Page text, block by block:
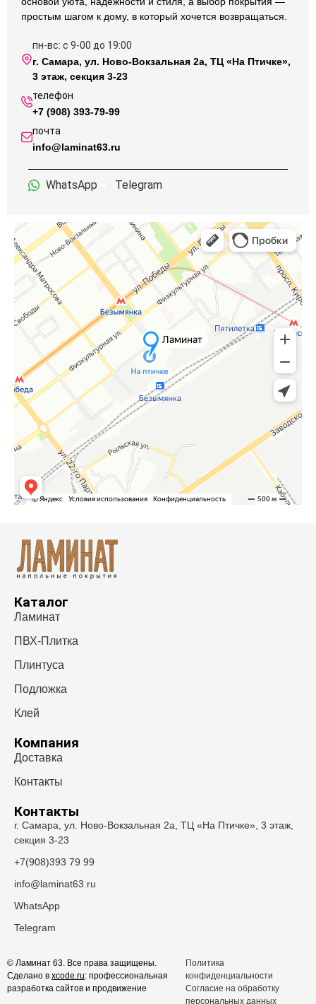
простым шагом к дому, в который хочется возвращаться.
пн-вс: с 9-00 до 19:00
г. Самара, ул. Ново-Вокзальная 2а, ТЦ «На Птичке»,
3 этаж, секция 3-23
телефон
+7 (908) 393-79-99
почта
info@laminat63.ru
WhatsApp Telegram
Каталог
Ламинат
ПВХ-Плитка
Плинтуса
Подложка
Клей
Компания
Доставка
Контакты
Контакты
г. Самара, ул. Ново-Вокзальная 2а, ТЦ «На Птичке», 3 этаж,
секция 3-23
+7(908)393 79 99
info@laminat63.ru
WhatsApp
Telegram
© Ламинат 63. Все права защищены.
Сделано в xcode.ru: профессиональная
разработка сайтов и продвижение
Политика
конфиденциальности
Согласие на обработку
персональных данных